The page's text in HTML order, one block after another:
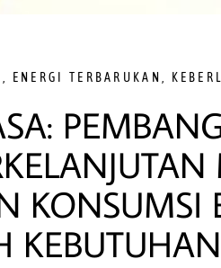
ENERGI TERBARUKAN
KONSUMSI